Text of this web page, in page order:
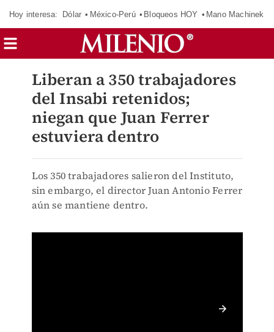
Hoy interesa: Dólar México-Perú Bloqueos HOY Mano Machinek
Liberan a 350 trabajadores
del Insabi retenidos;
niegan que Juan Ferrer
estuviera dentro
Los 350 trabajadores salieron del Instituto,
sin embargo, el director Juan Antonio Ferrer
aún se mantiene dentro.